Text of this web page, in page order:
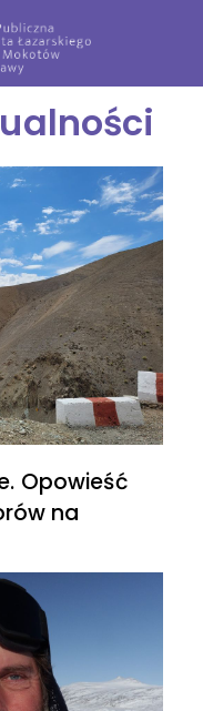
Opowieść
na